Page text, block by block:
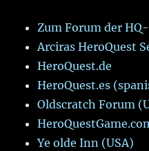
Zum Forum der
Arciras HeroQuest
HeroQuest.de
HeroQuest.es
Oldscratch Forum
Ye olde Inn (USA)